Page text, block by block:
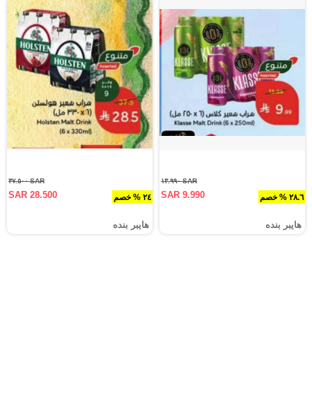
٢٨.٦ % خصم
SAR ١٣.٩٩٠
SAR 9.990
هايبر بنده
٢٤ % خصم
SAR ٣٧.٥٠٠
SAR 28.500
هايبر بنده